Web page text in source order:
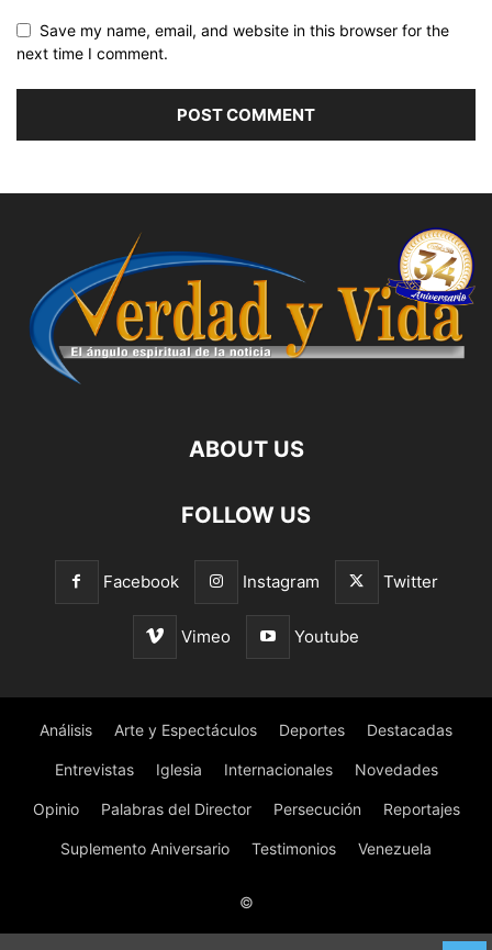
Save my name, email, and website in this browser for the
next time I comment.
ABOUT US
FOLLOW US
Facebook Instagram Twitter
Vimeo Youtube
Análisis Arte y Espectáculos Deportes Destacadas
Entrevistas Iglesia Internacionales Novedades
Opinio Palabras del Director Persecución Reportajes
Suplemento Aniversario Testimonios Venezuela
©